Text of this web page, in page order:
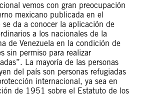
vemos con gran preocupación
mexicano publicada en el
se da a conocer la aplicación de
a los nacionales de la
de Venezuela en la condición de
sin permiso para realizar
La mayoría de las personas
del país son personas refugiadas
internacional, ya sea en
de 1951 sobre el Estatuto de los